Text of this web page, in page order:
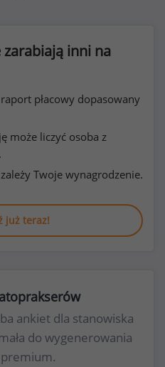
zarabiają inni na
płacowy dopasowany
może liczyć osoba z
Twoje wynagrodzenie.
już teraz!
ankiet dla stanowiska
do wygenerowania